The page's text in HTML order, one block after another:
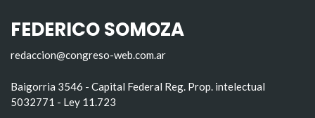
FEDERICO SOMOZA
redaccion@congreso-web.com.ar
Baigorria 3546 - Capital Federal Reg. Prop. intelectual
5032771 - Ley 11.723